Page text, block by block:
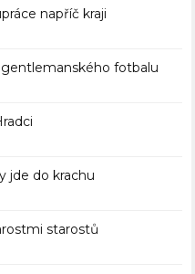
napříč kraji
fotbalu
jde do krachu
starostů